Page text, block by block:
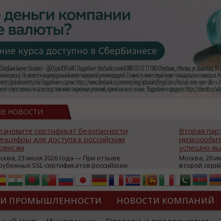
НОВОСТИ
сертификат безопасности
для доступа к российским
23 июля 2026 года — При отзыве
SSL-сертификатов российские
могут некорректно открываться в
браузерах (Google Chrome,
Edge и др.), а соединение с сервисами
ресурсы уже сообщили о
недоступности и ошибках при
из-за отзывов сертификатов
Вторая
успешно
Москва, 20
второй
аппаратов,
масштабной
интернет с
из
«Экономика
ПРОМЫШЛЕННОСТИ НОВОСТИ КОМПАНИЙ